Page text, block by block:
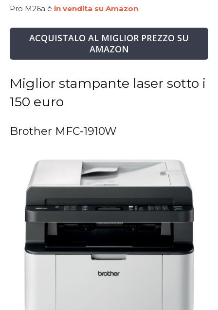
Pro M26a è in vendita su Amazon.
ACQUISTALO AL MIGLIOR PREZZO SU
AMAZON
Miglior stampante laser sotto i
150 euro
Brother MFC-1910W